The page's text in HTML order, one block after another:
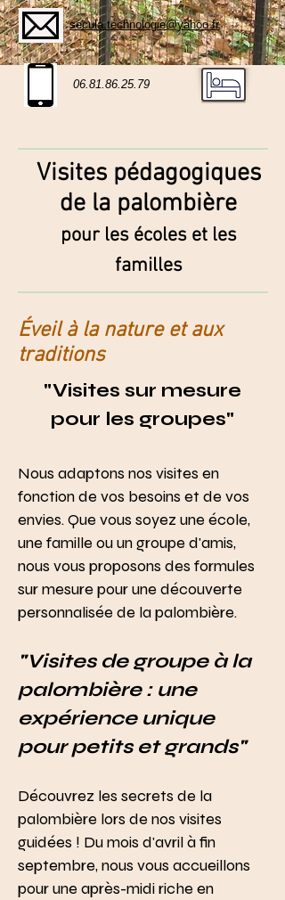
secula.technologie@yahoo.fr
06.81.86.25.79
Visites pédagogiques
de la palombière
pour les écoles et les
familles
Éveil à la nature et aux
traditions
"Visites sur mesure
pour les groupes"
Nous adaptons nos visites en
fonction de vos besoins et de vos
envies. Que vous soyez une école,
une famille ou un groupe d'amis,
nous vous proposons des formules
sur mesure pour une découverte
personnalisée de la palombière.
"Visites de groupe à la
palombière : une
expérience unique
pour petits et grands"
Découvrez les secrets de la
palombière lors de nos visites
guidées ! Du mois d'avril à fin
septembre, nous vous accueillons
pour une après-midi riche en